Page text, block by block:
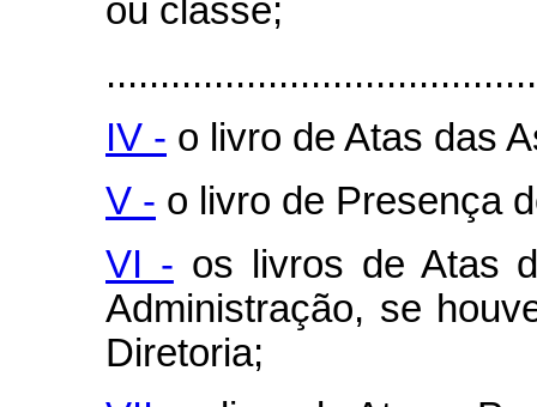
ou classe;
IV - o livro de Atas das
V - o livro de Presença
VI - os livros de Atas
Administração, se
Diretoria;